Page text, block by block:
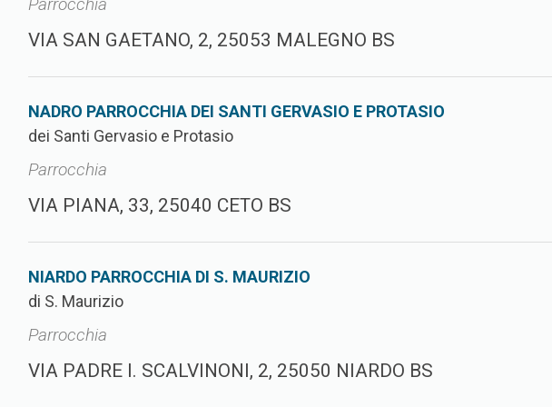
Parrocchia
VIA SAN GAETANO, 2, 25053 MALEGNO BS
NADRO PARROCCHIA DEI SANTI GERVASIO E PROTASIO
dei Santi Gervasio e Protasio
Parrocchia
VIA PIANA, 33, 25040 CETO BS
NIARDO PARROCCHIA DI S. MAURIZIO
di S. Maurizio
Parrocchia
VIA PADRE I. SCALVINONI, 2, 25050 NIARDO BS